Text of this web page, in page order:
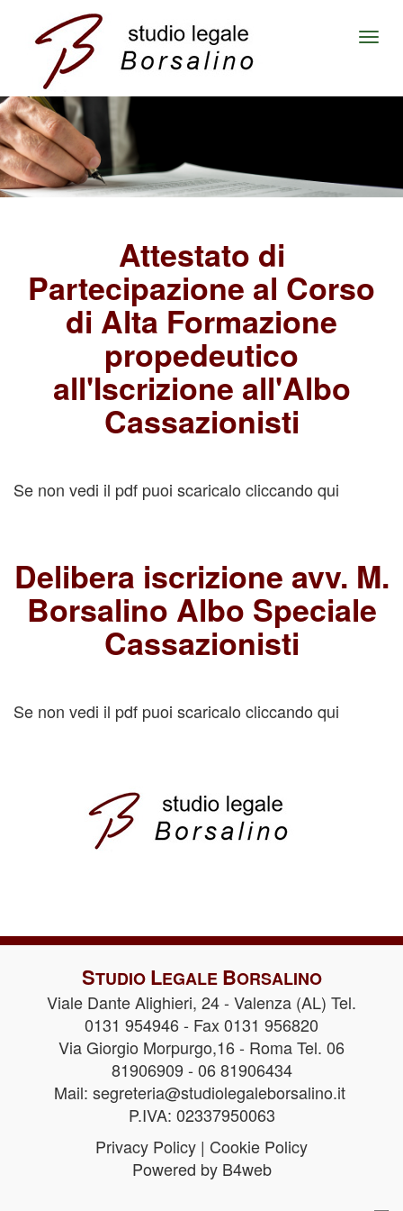
Attestato di
Partecipazione al Corso
di Alta Formazione
propedeutico
all'Iscrizione all'Albo
Cassazionisti
Se non vedi il pdf puoi scaricalo cliccando qui
Delibera iscrizione avv. M.
Borsalino Albo Speciale
Cassazionisti
Se non vedi il pdf puoi scaricalo cliccando qui
STUDIO LEGALE BORSALINO
Viale Dante Alighieri, 24 - Valenza (AL) Tel.
0131 954946 - Fax 0131 956820
Via Giorgio Morpurgo,16 - Roma Tel. 06
81906909 - 06 81906434
Mail: segreteria@studiolegaleborsalino.it
P.IVA: 02337950063
Privacy Policy | Cookie Policy
Powered by B4web